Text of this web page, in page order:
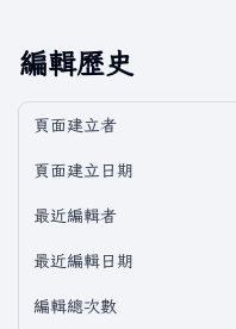
編輯歷史
頁面建立者
頁面建立日期
最近編輯者
最近編輯日期
編輯總次數